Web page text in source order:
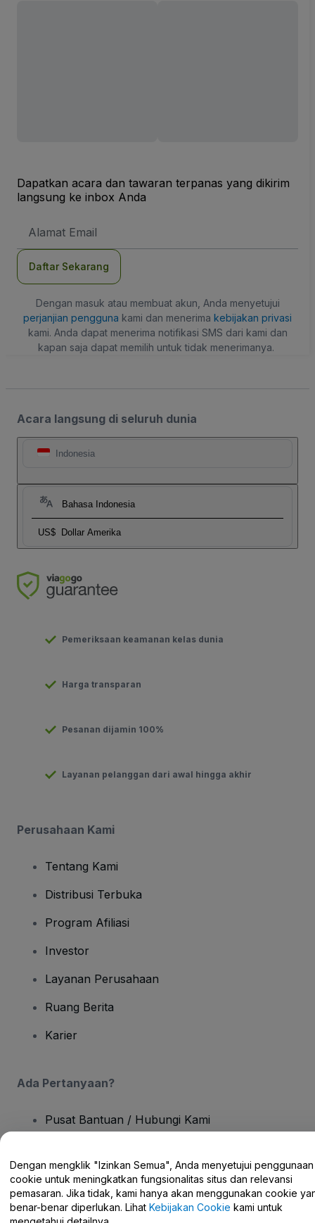
Dapatkan acara dan tawaran terpanas yang dikirim
langsung ke inbox Anda
Email
Daftar Sekarang
Dengan masuk atau membuat akun, Anda menyetujui
perjanjian pengguna kami dan menerima kebijakan privasi
kami. Anda dapat menerima notifikasi SMS dari kami dan
kapan saja dapat memilih untuk tidak menerimanya.
Acara langsung di seluruh dunia
Indonesia
Bahasa Indonesia
US$ Dollar Amerika
Pemeriksaan keamanan kelas dunia
Harga transparan
Pesanan dijamin 100%
Layanan pelanggan dari awal hingga akhir
Perusahaan Kami
Tentang Kami
Distribusi Terbuka
Program Afiliasi
Investor
Layanan Perusahaan
Ruang Berita
Karier
Ada Pertanyaan?
Pusat Bantuan / Hubungi Kami
Hak Cipta © viagogo GmbH 2026 Detail Perusahaan
Penggunaan situs web ini merupakan penerimaan dariSyarat dan
Dengan mengklik "Izinkan Semua", Anda menyetujui penggunaan
cookie untuk meningkatkan fungsionalitas situs dan relevansi
pemasaran. Jika tidak, kami hanya akan menggunakan cookie
benar-benar diperlukan. Lihat Kebijakan Cookie kami untuk